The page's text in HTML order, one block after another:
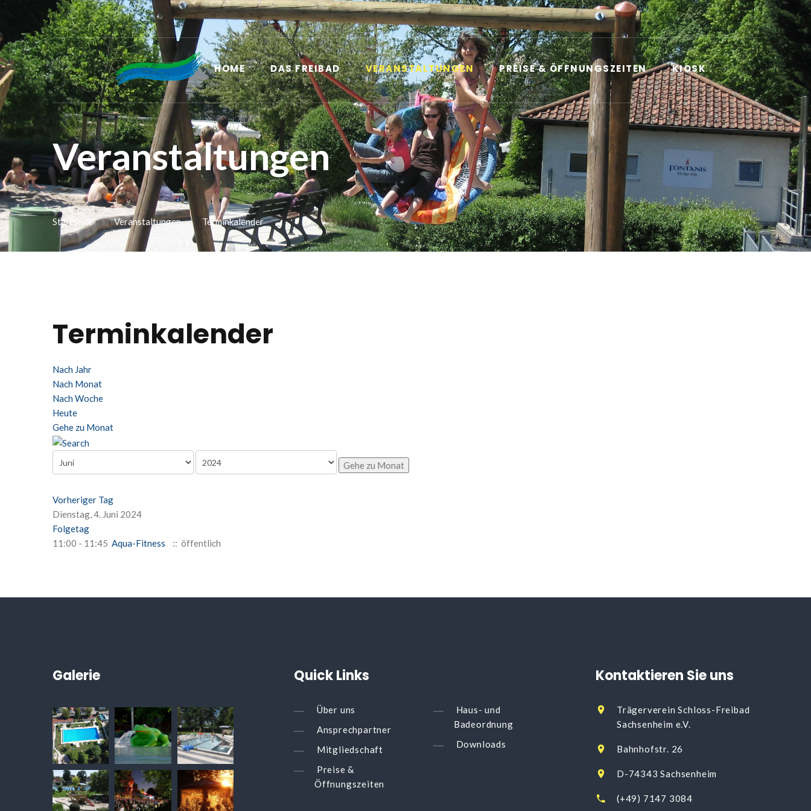
HOME DAS FREIBAD VERANSTALTUNGEN PREISE & ÖFFNUNGSZEITEN KIOSK
Veranstaltungen
Startseite Veranstaltungen Terminkalender
Terminkalender
Nach Jahr
Nach Monat
Nach Woche
Heute
Gehe zu Monat
Gehe zu Monat
Vorheriger Tag
Dienstag, 4. Juni 2024
Folgetag
11:00 - 11:45 Aqua-Fitness :: öffentlich
Galerie QuickLinks
Über uns
Ansprechpartner
Mitgliedschaft
Preise &
Öffnungszeiten
Haus- und
Badeordnung
Downloads
Kontaktieren Sieuns
Trägerverein Schloss-Freibad
Sachsenheim e.V.
Bahnhofstr. 26
D-74343 Sachsenheim
(+49) 7147 3084